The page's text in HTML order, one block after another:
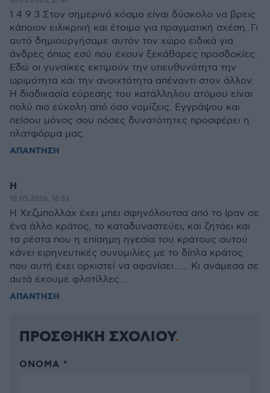
1 4 9 3 Στον σημερινό κόσμο είναι δύσκολο να βρεις
κάποιον ειλικρινή και έτοιμο για πραγματική σχέση. Γι
αυτό δημιουργήσαμε αυτόν τον χώρο ειδικά για
άνδρες όπως εσύ που έχουν ξεκάθαρες προσδοκίες.
Εδώ οι γυναίκες εκτιμούν την υπευθυνότητα την
ωριμότητα και την ανοιχτότητα απέναντι στον άλλον.
Η διαδικασία εύρεσης του κατάλληλου ατόμου είναι
πολύ πιο εύκολη από όσο νομίζεις. Εγγράψου και
πείσου μόνος σου πόσες δυνατότητες προσφέρει η
πλατφόρμα μας.
ΑΠΑΝΤΗΣΗ
H
18.05.2026, 16:33
H Χεζμπολλάχ έχει μπει σφηνόλουτσα από το Ιραν σε
ένα άλλο κράτος, το καταδυναστεύει, και ζητάει και
τα ρέστα που η επίσημη ηγεσία του κράτους αυτού
κάνει ειρηνευτικές συνομιλίες με το δίπλα κράτος
που αυτή έχει ορκιστεί να αφανίσει...... Κι ανάμεσα σε
αυτά έχουμε φλοτίλλες...
ΑΠΑΝΤΗΣΗ
ΠΡΟΣΘΗΚΗ ΣΧΟΛΙΟΥ
ΌΝΟΜΑ *